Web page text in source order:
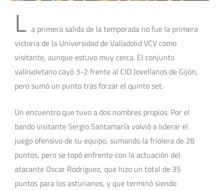
L a primera salida de la temporada no fue la primera
victoria de la Universidad de Valladolid VCV como
visitante, aunque estuvo muy cerca. El conjunto
vallisoletano cayó 3-2 frente al CID Jovellanos de Gijón,
pero sumó un punto tras forzar el quinto set.
Un encuentro que tuvo a dos nombres propios. Por el
bando visitante Sergio Santamaría volvió a liderar el
juego ofensivo de su equipo, sumando la friolera de 28
puntos, pero se topó enfrente con la actuación del
atacante Oscar Rodríguez, que hizo un total de 35
puntos para los asturianos, y que terminó siendo